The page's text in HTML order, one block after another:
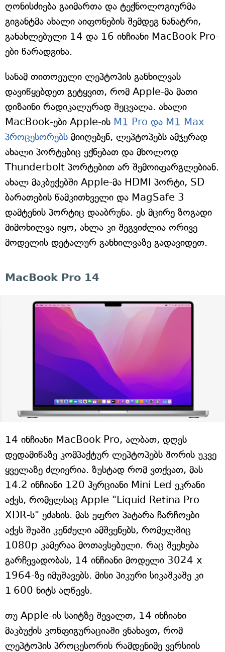
ღონისძიება გაიმართა და ტექნოლოგიურმა
გიგანტმა ახალი აიფონების შემდეგ ნანატრი,
განახლებული 14 და 16 ინჩიანი MacBook Pro-
ები წარადგინა.
სანამ თითოეული ლეპტოპის განხილვას
დავიწყებდეთ გეტყვით, რომ Apple-მა მათი
დიზაინი რადიკალურად შეცვალა. ახალი
MacBook-ები Apple-ის M1 Pro და M1 Max
პროცესორებს მიიღებენ, ლეპტოპებს ამჯერად
ახალი პორტებიც ექნებათ და მხოლოდ
Thunderbolt პორტებით არ შემოიფარგლებიან.
ახალ მაკბუქებში Apple-მა HDMI პორტი, SD
ბარათების წამკითხველი და MagSafe 3
დამტენის პორტიც დააბრუნა. ეს მცირე ზოგადი
მიმოხილვა იყო, ახლა კი შეგვიძლია ორივე
მოდელის დეტალურ განხილვაზე გადავიდეთ.
MacBook Pro 14
14 ინჩიანი MacBook Pro, ალბათ, დღეს
დედამიწაზე კომპაქტურ ლეპტოპებს შორის უკვე
ყველაზე ძლიერია. ზუსტად რომ ვთქვათ, მას
14.2 ინჩიანი 120 ჰერციანი Mini Led ეკრანი
აქვს, რომელსაც Apple "Liquid Retina Pro
XDR-ს" ეძახის. მას უფრო პატარა ჩარჩოები
აქვს შუაში კუნძული ამშვენებს, რომელშიც
1080p კამერაა მოთავსებული. რაც შეეხება
გარჩევადობას, 14 ინჩიანი მოდელი 3024 x
1964-ზე იმუშავებს. მისი პიკური სიკაშკაშე კი
1 600 ნიტს აღწევს.
თუ Apple-ის საიტზე შევალთ, 14 ინჩიანი
მაკბუქის კონფიგურაციაში ვნახავთ, რომ
ლეპტოპის პროცესორის რამდენიმე ვერსიის